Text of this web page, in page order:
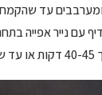
ומערבבים עד
עם נייר אפייה